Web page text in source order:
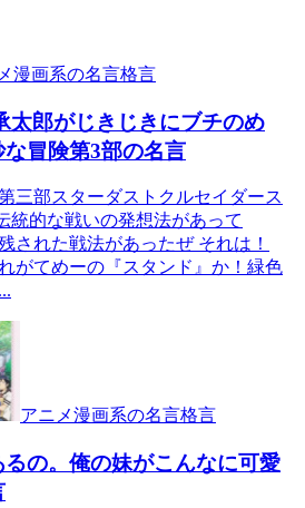
漫画系の名言格言
太郎がじきじきにブチのめ
冒険第3部の名言
三部スターダストクルセイダース
統的な戦いの発想法があって
れた戦法があったぜ それは！
がてめーの『スタンド』か！緑色
アニメ漫画系の名言格言
の。俺の妹がこんなに可愛